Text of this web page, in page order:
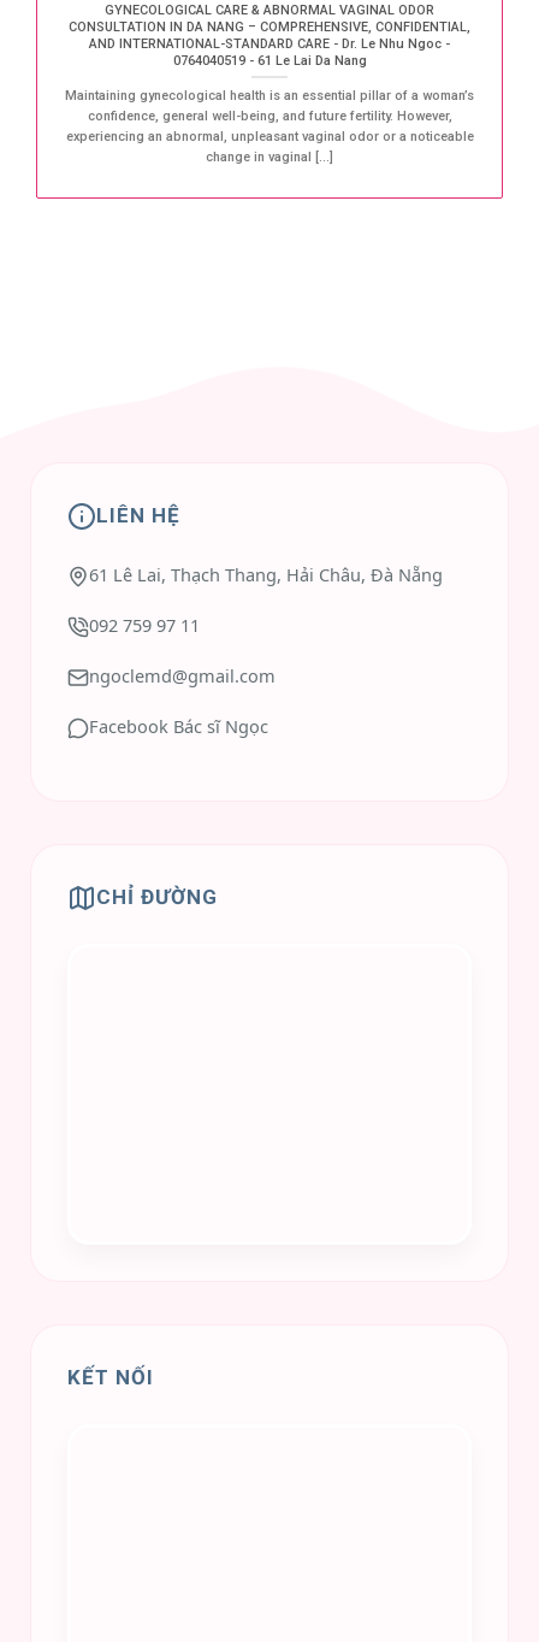
GYNECOLOGICAL CARE & ABNORMAL VAGINAL ODOR
CONSULTATION IN DA NANG – COMPREHENSIVE, CONFIDENTIAL,
AND INTERNATIONAL-STANDARD CARE - Dr. Le Nhu Ngoc -
0764040519 - 61 Le Lai Da Nang
Maintaining gynecological health is an essential pillar of a woman’s
confidence, general well-being, and future fertility. However,
experiencing an abnormal, unpleasant vaginal odor or a noticeable
change in vaginal [...]
LIÊN HỆ
61 Lê Lai, Thạch Thang, Hải Châu, Đà Nẵng
092 759 97 11
ngoclemd@gmail.com
Facebook Bác sĩ Ngọc
CHỈ ĐƯỜNG
KẾT NỐI